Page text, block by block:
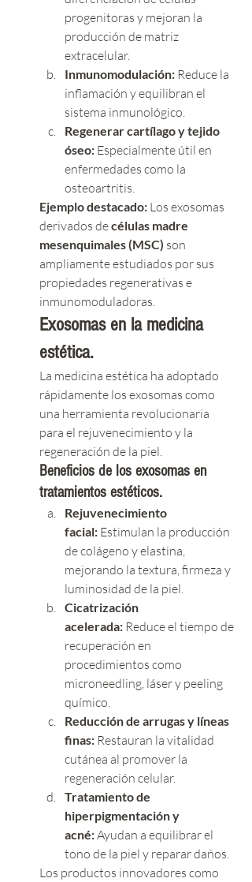
progenitoras y mejoran la
producción de matriz
extracelular.
Inmunomodulación: Reduce la
inflamación y equilibran el
sistema inmunológico.
Regenerar cartílago y tejido
óseo: Especialmente útil en
enfermedades como la
osteoartritis.
Ejemplo destacado: Los exosomas
derivados de células madre
mesenquimales (MSC) son
ampliamente estudiados por sus
propiedades regenerativas e
inmunomoduladoras.
Exosomas en la medicina
estética.
La medicina estética ha adoptado
rápidamente los exosomas como
una herramienta revolucionaria
para el rejuvenecimiento y la
regeneración de la piel.
Beneficios de los exosomas en
tratamientos estéticos.
Rejuvenecimiento
facial: Estimulan la producción
de colágeno y elastina,
mejorando la textura, firmeza y
luminosidad de la piel.
Cicatrización
acelerada: Reduce el tiempo de
recuperación en
procedimientos como
microneedling, láser y peeling
químico.
Reducción de arrugas y líneas
finas: Restauran la vitalidad
cutánea al promover la
regeneración celular.
Tratamiento de
hiperpigmentación y
acné: Ayudan a equilibrar el
tono de la piel y reparar daños.
Los productos innovadores como